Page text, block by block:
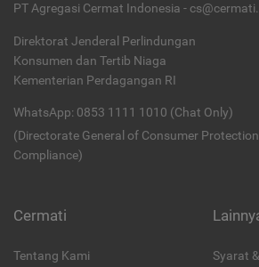
PT Agregasi Cermat Indonesia -
Direktorat Jenderal Perlindungan
Konsumen dan Tertib Niaga
Kementerian Perdagangan RI
WhatsApp: 0853 1111 1010 (Chat Only)
(Directorate General of Consumer
Compliance)
Cermati
Tentang Kami Syarat